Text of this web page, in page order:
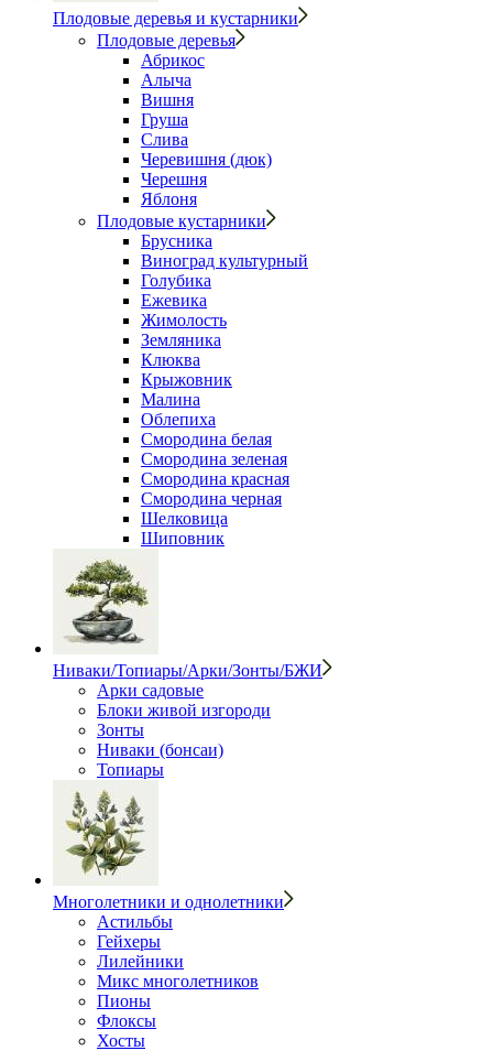
Плодовые деревья и кустарники
Плодовые деревья
Абрикос
Алыча
Вишня
Груша
Слива
Черевишня (дюк)
Черешня
Яблоня
Плодовые кустарники
Брусника
Виноград культурный
Голубика
Ежевика
Жимолость
Земляника
Клюква
Крыжовник
Малина
Облепиха
Смородина белая
Смородина зеленая
Смородина красная
Смородина черная
Шелковица
Шиповник
Ниваки/Топиары/Арки/Зонты/БЖИ
Арки садовые
Блоки живой изгороди
Зонты
Ниваки (бонсаи)
Топиары
Многолетники и однолетники
Астильбы
Гейхеры
Лилейники
Микс многолетников
Пионы
Флоксы
Хосты